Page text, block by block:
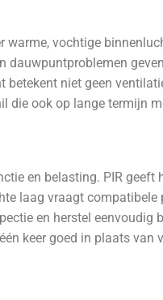
vochtige
dauwpuntproblemen
niet geen
die ook op lange termijn
en belasting. PIR geeft
laag vraagt compatibele
en herstel eenvoudig
keer goed in plaats van